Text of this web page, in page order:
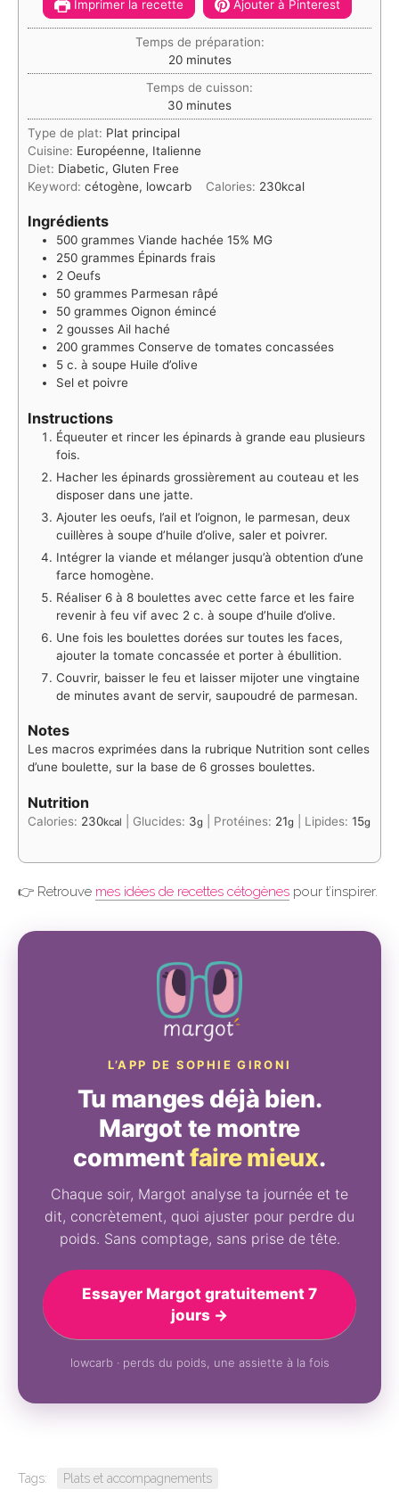
Imprimer la recette Ajouter à Pinterest
Temps de préparation:
20minutes
minutes
Temps de cuisson:
30minutes
minutes
Type de plat: Plat principal
Cuisine: Européenne, Italienne
Diet: Diabetic, Gluten Free
Keyword: cétogène, lowcarb Calories: 230kcal
Ingrédients
500 grammes Viande hachée 15% MG
250 grammes Épinards frais
2 Oeufs
50 grammes Parmesan râpé
50 grammes Oignon émincé
2 gousses Ail haché
200 grammes Conserve de tomates concassées
5 c. à soupe Huile d’olive
Sel et poivre
Instructions
Équeuter et rincer les épinards à grande eau plusieurs
fois.
Hacher les épinards grossièrement au couteau et les
disposer dans une jatte.
Ajouter les oeufs, l’ail et l’oignon, le parmesan, deux
cuillères à soupe d’huile d’olive, saler et poivrer.
Intégrer la viande et mélanger jusqu’à obtention d’une
farce homogène.
Réaliser 6 à 8 boulettes avec cette farce et les faire
revenir à feu vif avec 2 c. à soupe d’huile d’olive.
Une fois les boulettes dorées sur toutes les faces,
ajouter la tomate concassée et porter à ébullition.
Couvrir, baisser le feu et laisser mijoter une vingtaine
de minutes avant de servir, saupoudré de parmesan.
Notes
Les macros exprimées dans la rubrique Nutrition sont celles
d’une boulette, sur la base de 6 grosses boulettes.
Nutrition
Calories: 230kcal Glucides: 3g Protéines: 21g Lipides: 15g
👉 Retrouve mes idées de recettes cétogènes pour t’inspirer.
L’APP DE SOPHIE GIRONI
Tu manges déjà bien.
Margot te montre
commentfaire mieux.
Chaque soir, Margot analyse ta journée et te
dit, concrètement, quoi ajuster pour perdre du
poids. Sans comptage, sans prise de tête.
Essayer Margot gratuitement 7
jours →
lowcarb · perds du poids, une assiette à la fois
Tags: Plats et accompagnements